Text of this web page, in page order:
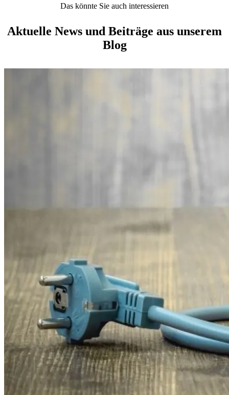
Das könnte Sie auch interessieren
Aktuelle News und Beiträge aus unserem
Blog